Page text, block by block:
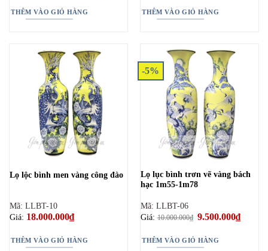
6.000.000₫.
THÊM VÀO GIỎ HÀNG
6.000.000₫.
THÊM VÀO GIỎ HÀNG
Lọ lộc bình men vàng công đào
Mã: LLBT-10
Giá: 18.000.000₫
THÊM VÀO GIỎ HÀNG
-5%
Lọ lục bình trơn vẽ vàng bách
hạc 1m55-1m78
Mã: LLBT-06
Giá:10.000.000₫ Giá
10.000.000₫.
9.500.000₫Giá
hiện
THÊM VÀO GIỎ HÀNG